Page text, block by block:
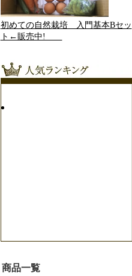
初めての自然栽培 入門基本Bセッ
ト←販売中!
商品一覧